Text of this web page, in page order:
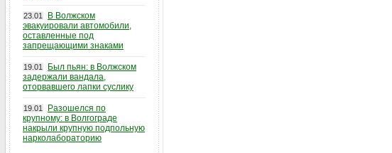
23.01
В Волжском
эвакуировали автомобили,
оставленные под
запрещающими знаками
19.01
Был пьян: в Волжском
задержали вандала,
оторвавшего лапки суслику
19.01
Разошелся по
крупному: в Волгограде
накрыли крупную подпольную
нарколабораторию